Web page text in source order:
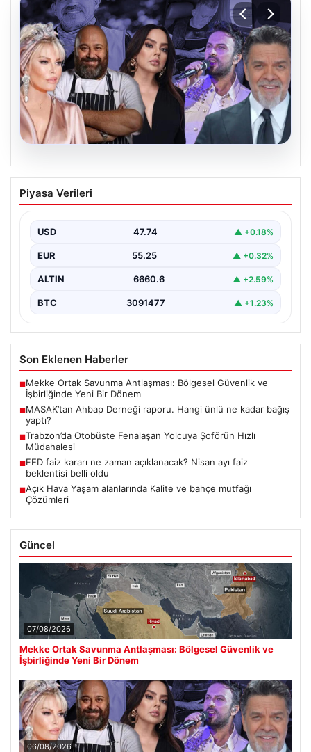
06.08.2026
MASAK’tan Ahbap Derneği raporu.
Hangi ünlü ne kadar bağış yaptı?
Bağışları ve Paranın Akibeti", "content": "Son dönemde
kamuoyunun…
Piyasa Verileri
USD 47.74 ▲ +0.18%
EUR 55.25 ▲ +0.32%
ALTIN 6660.6 ▲ +2.59%
BTC 3091477 ▲ +1.23%
Son Eklenen Haberler
■Mekke Ortak Savunma Antlaşması: Bölgesel Güvenlik ve
İşbirliğinde Yeni Bir Dönem
■MASAK’tan Ahbap Derneği raporu. Hangi ünlü ne kadar bağış
yaptı?
■Trabzon’da Otobüste Fenalaşan Yolcuya Şoförün Hızlı
Müdahalesi
■FED faiz kararı ne zaman açıklanacak? Nisan ayı faiz
beklentisi belli oldu
■Açık Hava Yaşam alanlarında Kalite ve bahçe mutfağı
Çözümleri
Güncel
07/08/2026
Mekke Ortak Savunma Antlaşması: Bölgesel Güvenlik ve
İşbirliğinde Yeni Bir Dönem
06/08/2026